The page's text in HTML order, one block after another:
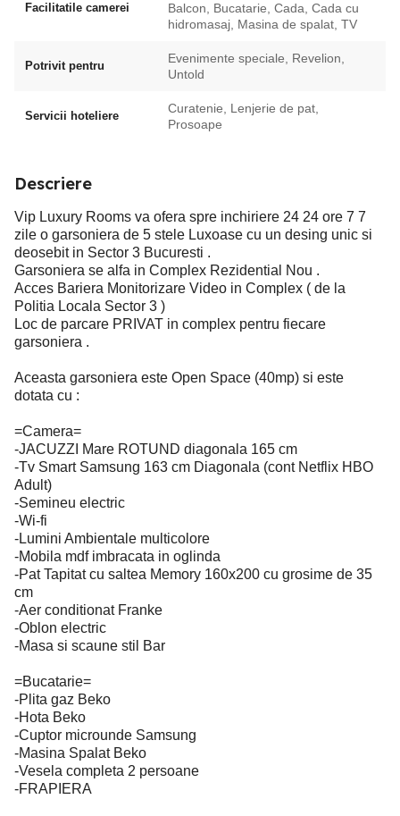
Facilitatile camerei
Balcon, Bucatarie, Cada, Cada cu
hidromasaj, Masina de spalat, TV
Potrivit pentru
Evenimente speciale, Revelion,
Untold
Servicii hoteliere
Curatenie, Lenjerie de pat,
Prosoape
Descriere
Vip Luxury Rooms va ofera spre inchiriere 24 24 ore 7 7
zile o garsoniera de 5 stele Luxoase cu un desing unic si
deosebit in Sector 3 Bucuresti .
Garsoniera se alfa in Complex Rezidential Nou .
Acces Bariera Monitorizare Video in Complex ( de la
Politia Locala Sector 3 )
Loc de parcare PRIVAT in complex pentru fiecare
garsoniera .
Aceasta garsoniera este Open Space (40mp) si este
dotata cu :
=Camera=
-JACUZZI Mare ROTUND diagonala 165 cm
-Tv Smart Samsung 163 cm Diagonala (cont Netflix HBO
Adult)
-Semineu electric
-Wi-fi
-Lumini Ambientale multicolore
-Mobila mdf imbracata in oglinda
-Pat Tapitat cu saltea Memory 160x200 cu grosime de 35
cm
-Aer conditionat Franke
-Oblon electric
-Masa si scaune stil Bar
=Bucatarie=
-Plita gaz Beko
-Hota Beko
-Cuptor microunde Samsung
-Masina Spalat Beko
-Vesela completa 2 persoane
-FRAPIERA